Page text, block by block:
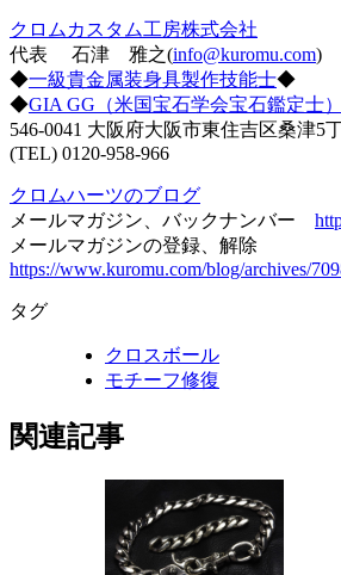
クロムカスタム工房株式会社
代表 石津 雅之(info@kuromu.com)
◆一級貴金属装身具製作技能士◆
◆GIA GG（米国宝石学会宝石鑑定士）
546-0041 大阪府大阪市東住吉区桑津5
(TEL) 0120-958-966
クロムハーツのブログ
メールマガジン、バックナンバー
メールマガジンの登録、解除
https://www.kuromu.com/blog/archives/
タグ
クロスボール
モチーフ修復
関連記事